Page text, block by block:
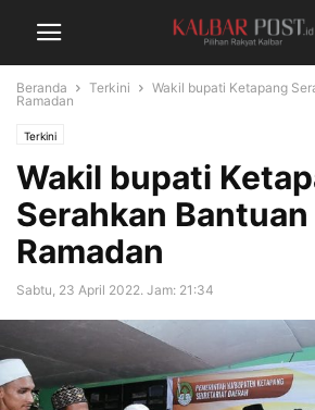
Beranda Terkini
Wakil bupati Ketapang
Ramadan
Terkini
Wakil bupati
Serahkan Bantuan
Ramadan
Sabtu, 23 April 2022. Jam: 21:34